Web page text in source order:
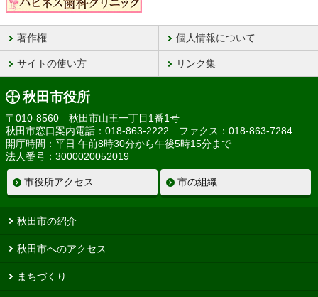
著作権 個人情報について
サイトの使い方 リンク集
秋田市役所
〒010-8560 秋田市山王一丁目1番1号
秋田市窓口案内電話：018-863-2222 ファクス：018-863-7284
開庁時間：平日 午前8時30分から午後5時15分まで
法人番号：3000020052019
市役所アクセス 市の組織
秋田市の紹介
秋田市へのアクセス
まちづくり